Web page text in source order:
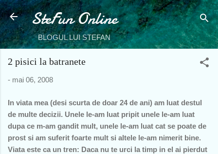
Treceți la conținutul principal
SteFun Online
BLOGUL LUI STEFAN
2 pisici la batranete
- mai 06, 2008
In viata mea (desi scurta de doar 24 de ani) am luat destul
de multe decizii. Unele le-am luat pripit unele le-am luat
dupa ce m-am gandit mult, unele le-am luat cat se poate de
prost si am suferit foarte mult si altele le-am nimerit bine.
Viata este ca un tren: Daca nu te urci la timp in el ai pierdut